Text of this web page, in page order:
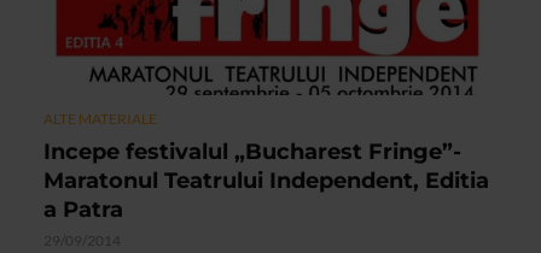
ALTE MATERIALE
Incepe festivalul „Bucharest Fringe”-
Maratonul Teatrului Independent, Editia
a Patra
29/09/2014